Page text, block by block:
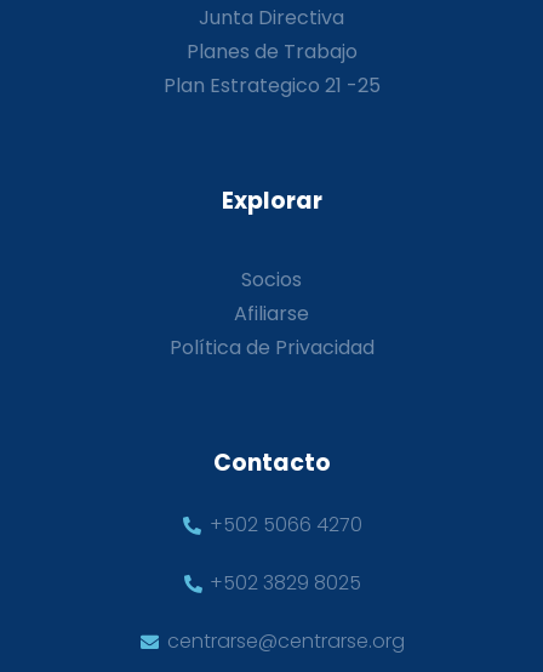
Junta Directiva
Planes de Trabajo
Plan Estrategico 21 -25
Explorar
Socios
Afiliarse
Política de Privacidad
Contacto
+502 5066 4270
+502 3829 8025
centrarse@centrarse.org